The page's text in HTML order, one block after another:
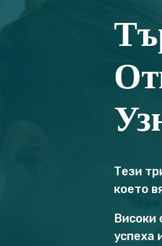
Тези
което
Високи
успеха